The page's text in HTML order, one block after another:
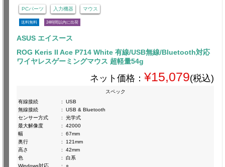
PCパーツ 入力機器 マウス
送料無料 24時間以内に出荷
ASUS エイスース
ROG Keris II Ace P714 White 有線/USB無線/Bluetooth対応
ワイヤレスゲーミングマウス 超軽量54g
ネット価格： ¥15,079(税込)
スペック
有線接続
:
USB
無線接続
:
USB & Bluetooth
センサー方式
:
光学式
最大解像度
:
42000
幅
:
67mm
奥行
:
121mm
高さ
:
42mm
色
:
白系
Windows対応
:
○